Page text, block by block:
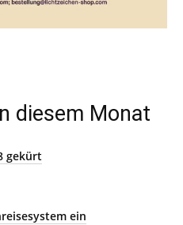
diesem Monat
gekürt
ein